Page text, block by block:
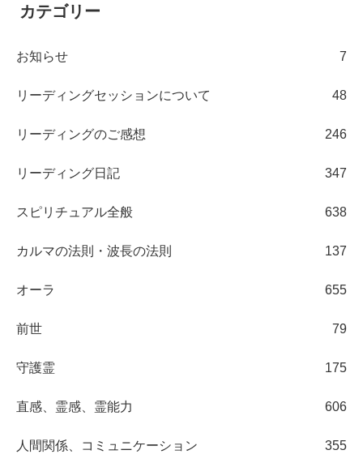
カテゴリー
お知らせ 7
リーディングセッションについて 48
リーディングのご感想 246
リーディング日記 347
スピリチュアル全般 638
カルマの法則・波長の法則 137
オーラ 655
前世 79
守護霊 175
直感、霊感、霊能力 606
人間関係、コミュニケーション 355